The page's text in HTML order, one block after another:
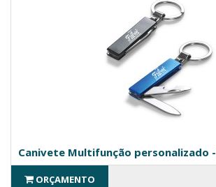
Canivete Multifunção personalizado
ORÇAMENTO